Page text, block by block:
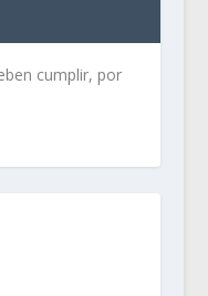
cumplir, por